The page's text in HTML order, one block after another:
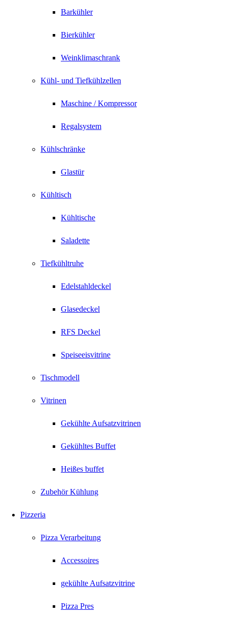
Barkühler
Bierkühler
Weinklimaschrank
Kühl- und Tiefkühlzellen
Maschine / Kompressor
Regalsystem
Kühlschränke
Glastür
Kühltisch
Kühltische
Saladette
Tiefkühltruhe
Edelstahldeckel
Glasedeckel
RFS Deckel
Speiseeisvitrine
Tischmodell
Vitrinen
Gekühlte Aufsatzvitrinen
Gekühltes Buffet
Heißes buffet
Zubehör Kühlung
Pizzeria
Pizza Verarbeitung
Accessoires
gekühlte Aufsatzvitrine
Pizza Pres